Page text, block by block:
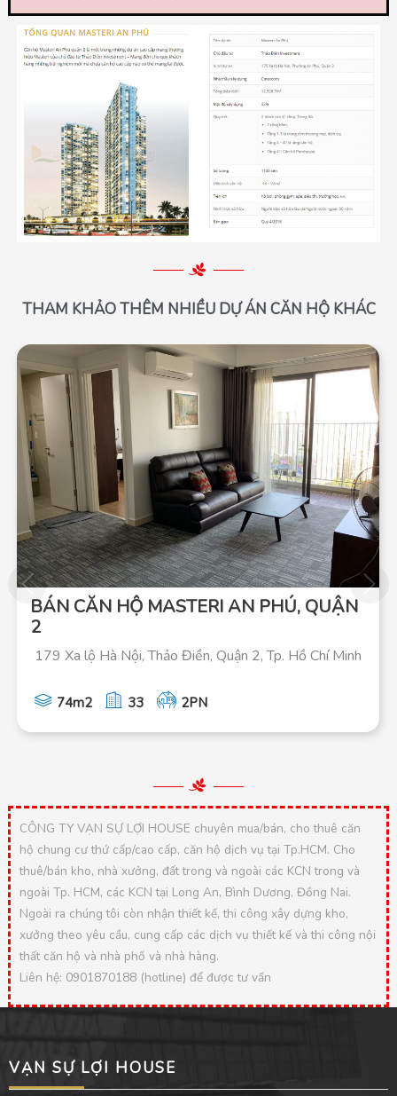
THAM KHẢO THÊM NHIỀU DỰ ÁN CĂN HỘ KHÁC
BÁN CĂN HỘ MASTERI AN PHÚ, QUẬN
2
179 Xa lộ Hà Nội, Thảo Điền, Quận 2, Tp. Hồ Chí Minh
74m2 33 2PN
CÔNG TY VẠN SỰ LỢI HOUSE chuyên mua/bán, cho thuê căn
hộ chung cư thứ cấp/cao cấp, căn hộ dịch vụ tại Tp.HCM. Cho
thuê/bán kho, nhà xưởng, đất trong và ngoài các KCN trong và
ngoài Tp. HCM, các KCN tại Long An, Bình Dương, Đồng Nai.
Ngoài ra chúng tôi còn nhận thiết kế, thi công xây dựng kho,
xưởng theo yêu cầu, cung cấp các dịch vụ thiết kế và thi công nội
thất căn hộ và nhà phố và nhà hàng.
Liên hệ: 0901870188 (hotline) để được tư vấn
VẠN SỰ LỢI HOUSE